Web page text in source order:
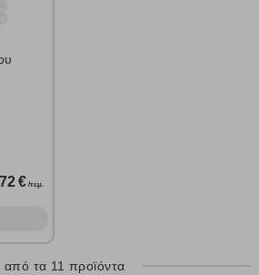
€ /τεμ.
από τα 11 προϊόντα